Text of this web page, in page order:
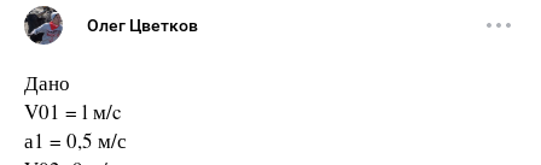
Олег Цветков
Дано
V01 = l м/c
а1 = 0,5 м/с